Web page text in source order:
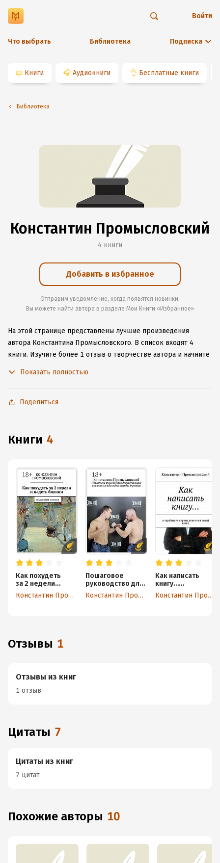
Что выбрать Библиотека Подписка
Войти
📖 Книги 🎧 Аудиокниги 👌 Бесплатные книги
Библиотека
Константин Промысловский
4 книги
Добавить в избранное
Отправим уведомление, когда появятся новинки.
Вы можете найти автора в разделе Мои Книги «Избранное»
На этой странице представлены лучшие произведения
автора Константина Промысловского. В список входят 4
книги. Изучите более 1 отзыв о творчестве автора и начните
с любимыми произведениями даже без подключения
Показать полностью
Поделиться
книги 4
Как похудеть
за 2 недели
и надеть бикини.
Волшебная
Константин Промысловский
Пошаговое
руководство для
изучающих
смешанные
Константин Промысловский
Как написать
книгу…
и заработать
первые деньгиКонстантин Промысловский
Отзывы 1
Отзывы из книг
1 отзыв
Цитаты 7
Цитаты из книг
7 цитат
Похожие авторы 10